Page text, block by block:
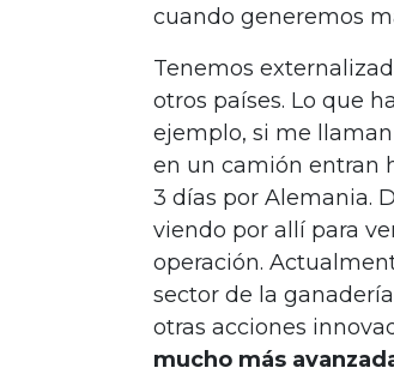
cuando generemos
Tenemos
otros países. Lo que
ejemplo, si me
en un camión entran
3 días por Alemania.
viendo por allí para
operación.
sector de la
otras acciones
mucho más